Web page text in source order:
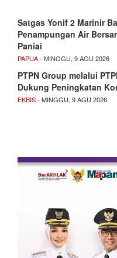
Satgas Yonif 2 Marinir
Penampungan Air
Paniai
PAPUA- MINGGU, 9 AGU 2026
PTPN Group melalui
Dukung Peningkatan
EKBIS- MINGGU, 9 AGU 2026